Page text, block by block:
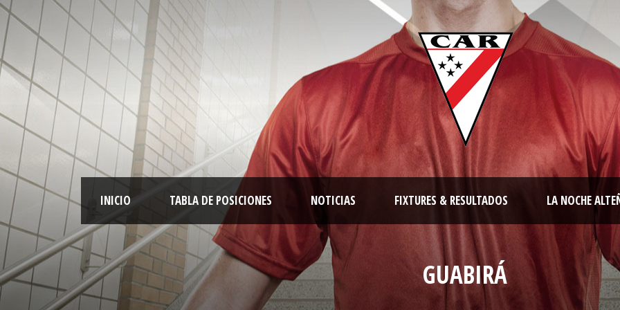
INICIO TABLA DE POSICIONES NOTICIAS FIXTURES & RESULTADOS LA NOCHE
GUABIRÁ